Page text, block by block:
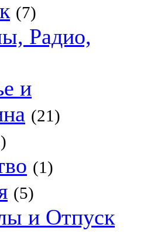
(7)
Радио,
и
(21)
(1)
(5)
и Отпуск